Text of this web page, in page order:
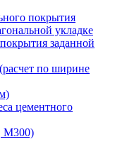
покрытия
укладке
заданной
по ширине
цементного
М300)